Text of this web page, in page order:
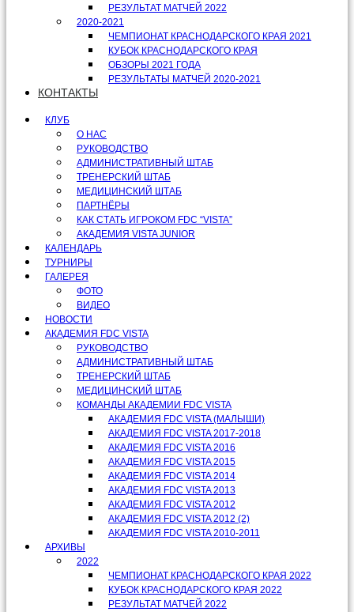
РЕЗУЛЬТАТ МАТЧЕЙ 2022
2020-2021
ЧЕМПИОНАТ КРАСНОДАРСКОГО КРАЯ 2021
КУБОК КРАСНОДАРСКОГО КРАЯ
ОБЗОРЫ 2021 ГОДА
РЕЗУЛЬТАТЫ МАТЧЕЙ 2020-2021
КОНТАКТЫ
КЛУБ
О НАС
РУКОВОДСТВО
АДМИНИСТРАТИВНЫЙ ШТАБ
ТРЕНЕРСКИЙ ШТАБ
МЕДИЦИНСКИЙ ШТАБ
ПАРТНЁРЫ
КАК СТАТЬ ИГРОКОМ FDC “VISTA”
АКАДЕМИЯ VISTA JUNIOR
КАЛЕНДАРЬ
ТУРНИРЫ
ГАЛЕРЕЯ
ФОТО
ВИДЕО
НОВОСТИ
АКАДЕМИЯ FDC VISTA
РУКОВОДСТВО
АДМИНИСТРАТИВНЫЙ ШТАБ
ТРЕНЕРСКИЙ ШТАБ
МЕДИЦИНСКИЙ ШТАБ
КОМАНДЫ АКАДЕМИИ FDC VISTA
АКАДЕМИЯ FDC VISTA (МАЛЫШИ)
АКАДЕМИЯ FDC VISTA 2017-2018
АКАДЕМИЯ FDC VISTA 2016
АКАДЕМИЯ FDC VISTA 2015
АКАДЕМИЯ FDC VISTA 2014
АКАДЕМИЯ FDC VISTA 2013
АКАДЕМИЯ FDC VISTA 2012
АКАДЕМИЯ FDC VISTA 2012 (2)
АКАДЕМИЯ FDC VISTA 2010-2011
АРХИВЫ
2022
ЧЕМПИОНАТ КРАСНОДАРСКОГО КРАЯ 2022
КУБОК КРАСНОДАРСКОГО КРАЯ 2022
РЕЗУЛЬТАТ МАТЧЕЙ 2022